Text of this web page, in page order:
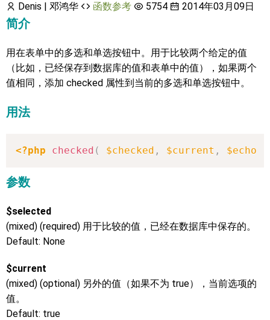
Denis | 邓鸿华 函数参考 5754 2014年03月09日
简介
用在表单中的多选和单选按钮中。用于比较两个给定的值
（比如，已经保存到数据库的值和表单中的值），如果两个
值相同，添加 checked 属性到当前的多选和单选按钮中。
用法
<?php checked ( $checked , $current , $echo
参数
$selected
(mixed) (required) 用于比较的值，已经在数据库中保存的。
Default: None
$current
(mixed) (optional) 另外的值（如果不为 true），当前选项的
值。
Default: true